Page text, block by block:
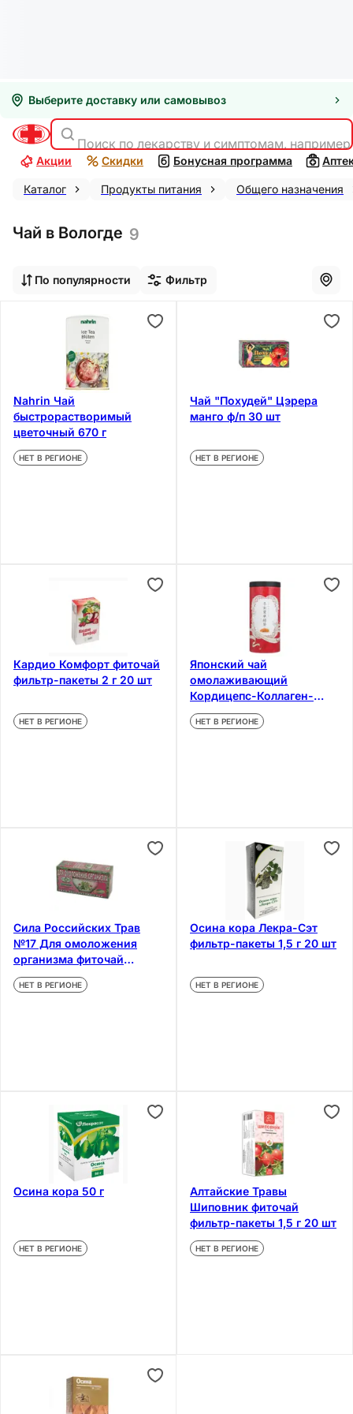
Выберите доставку или самовывоз
Поиск по лекарству и симптомам,
Акции Скидки Бонусная программа
Каталог Продукты питания Общего назначения
Чай в Вологде 9
По популярности Фильтр
Nahrin Чай
быстрорастворимый
цветочный 670 г
НЕТ В РЕГИОНЕ
Чай "Похудей" Цэрера
манго ф/п 30 шт
НЕТ В РЕГИОНЕ
Кардио Комфорт фиточай
фильтр-пакеты 2 г 20 шт
НЕТ В РЕГИОНЕ
Японский чай
омолаживающий
Кордицепс-Коллаген-
Имбирь фильтр-пакеты 24
шт
НЕТ В РЕГИОНЕ
Сила Российских Трав
№17 Для омоложения
организма фиточай
фильтр-пакеты 1,5 г 20 шт
НЕТ В РЕГИОНЕ
Осина кора Лекра-Сэт
фильтр-пакеты 1,5 г 20 шт
НЕТ В РЕГИОНЕ
Осина кора 50 г
НЕТ В РЕГИОНЕ
Алтайские Травы
Шиповник фиточай
фильтр-пакеты 1,5 г 20 шт
НЕТ В РЕГИОНЕ